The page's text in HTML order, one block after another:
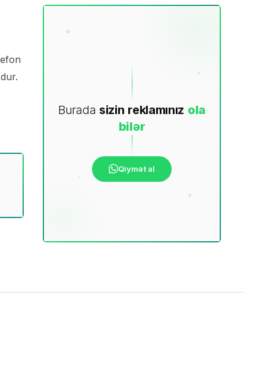
Burada sizin reklamınız ola
bilər
Qiymət al